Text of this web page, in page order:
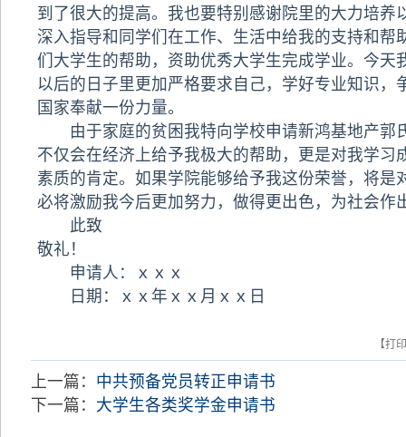
到了很大的提高。我也要特别感谢院里的大力培养
深入指导和同学们在工作、生活中给我的支持和帮
们大学生的帮助，资助优秀大学生完成学业。今天
以后的日子里更加严格要求自己，学好专业知识，
国家奉献一份力量。
由于家庭的贫困我特向学校申请新鸿基地产郭
不仅会在经济上给予我极大的帮助，更是对我学习
素质的肯定。如果学院能够给予我这份荣誉，将是
必将激励我今后更加努力，做得更出色，为社会作
此致
敬礼！
申请人：ｘｘｘ
日期：ｘｘ年ｘｘ月ｘｘ日
【打
上一篇： 中共预备党员转正申请书
下一篇： 大学生各类奖学金申请书